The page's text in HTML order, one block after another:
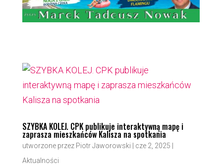
SZYBKA KOLEJ. CPK publikuje interaktywną mapę i
zaprasza mieszkańców Kalisza na spotkania
utworzone przez Piotr Jaworowski | cze 2, 2025 |
Aktualności